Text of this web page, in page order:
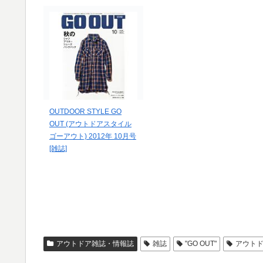
OUTDOOR STYLE GO
OUT (アウトドアスタイル
ゴーアウト) 2012年 10月号
[雑誌]
アウトドア雑誌・情報誌 雑誌 "GO OUT" アウト